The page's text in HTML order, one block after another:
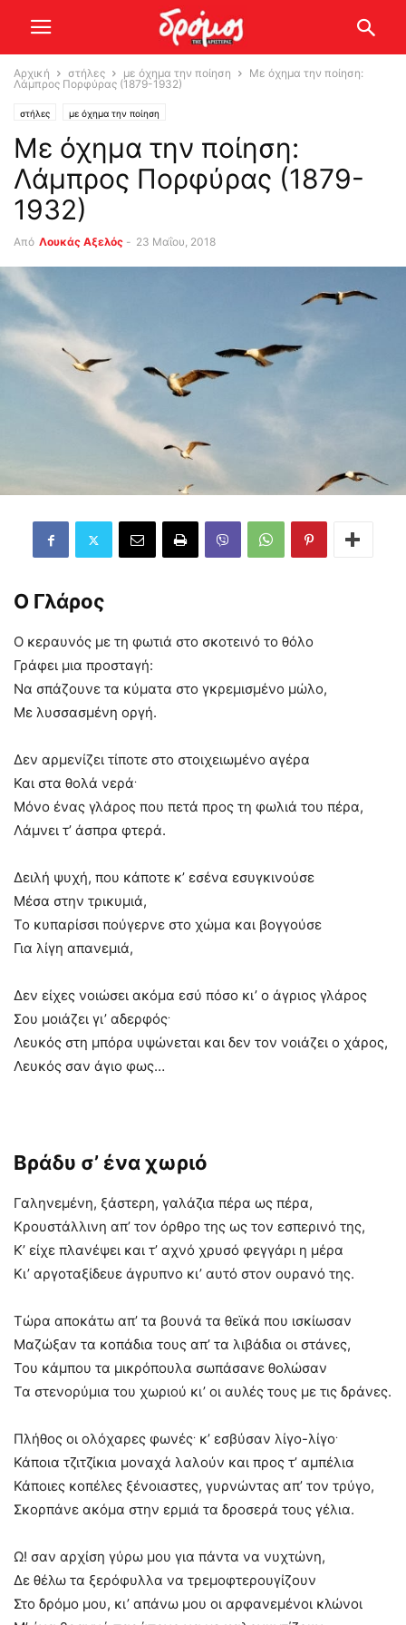
Αρχική στήλες με όχημα την ποίηση
Με όχημα την ποίηση:
Λάμπρος Πορφύρας (1879-1932)
στήλες με όχημα την ποίηση
Με όχημα την ποίηση:
Λάμπρος Πορφύρας (1879-
1932)
Από Λουκάς Αξελός - 23 Μαΐου, 2018
Ο Γλάρος
Ο κεραυνός με τη φωτιά στο σκοτεινό το θόλο
Γράφει μια προσταγή:
Να σπάζουνε τα κύματα στο γκρεμισμένο μώλο,
Με λυσσασμένη οργή.
Δεν αρμενίζει τίποτε στο στοιχειωμένο αγέρα
Και στα θολά νερά.
Μόνο ένας γλάρος που πετά προς τη φωλιά του πέρα,
Λάμνει τ’ άσπρα φτερά.
Δειλή ψυχή, που κάποτε κ’ εσένα εσυγκινούσε
Μέσα στην τρικυμιά,
Το κυπαρίσσι πούγερνε στο χώμα και βογγούσε
Για λίγη απανεμιά,
Δεν είχες νοιώσει ακόμα εσύ πόσο κι’ ο άγριος γλάρος
Σου μοιάζει γι’ αδερφός.
Λευκός στη μπόρα υψώνεται και δεν τον νοιάζει ο χάρος,
Λευκός σαν άγιο φως…
Βράδυ σ’ ένα χωριό
Γαληνεμένη, ξάστερη, γαλάζια πέρα ως πέρα,
Κρουστάλλινη απ’ τον όρθρο της ως τον εσπερινό της,
Κ’ είχε πλανέψει και τ’ αχνό χρυσό φεγγάρι η μέρα
Κι’ αργοταξίδευε άγρυπνο κι’ αυτό στον ουρανό της.
Τώρα αποκάτω απ’ τα βουνά τα θεϊκά που ισκίωσαν
Μαζώξαν τα κοπάδια τους απ’ τα λιβάδια οι στάνες,
Του κάμπου τα μικρόπουλα σωπάσανε θολώσαν
Τα στενορύμια του χωριού κι’ οι αυλές τους με τις δράνες.
Πλήθος οι ολόχαρες φωνές. κ’ εσβύσαν λίγο-λίγο.
Κάποια τζιτζίκια μοναχά λαλούν και προς τ’ αμπέλια
Κάποιες κοπέλες ξένοιαστες, γυρνώντας απ’ τον τρύγο,
Σκορπάνε ακόμα στην ερμιά τα δροσερά τους γέλια.
Ω! σαν αρχίση γύρω μου για πάντα να νυχτώνη,
Δε θέλω τα ξερόφυλλα να τρεμοφτερουγίζουν
Στο δρόμο μου, κι’ απάνω μου οι αρφανεμένοι κλώνοι